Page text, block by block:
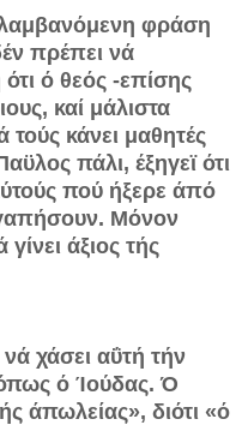
φράση
πρέπει νά
ό θεός -επίσης
καί μάλιστα
τούς κάνει μαθητές
πάλι, έξηγεϊ ότι
πού ήξερε άπό
Μόνον
άξιος τής
χάσει αΰτή τήν
όπως ό Ίούδας. Ό
άπωλείας», διότι «ό